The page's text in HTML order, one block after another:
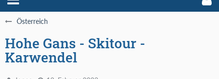
Österreich
Hohe Gans - Skitour -
Karwendel